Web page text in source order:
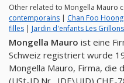
Other related to Mongella Mauro
contemporains | Chan Foo Hoong
filles | Jardin d'enfants Les Grillons
Mongella Mauro ist eine
Schweiz registriert wurde
Mongella Mauro, Firma,